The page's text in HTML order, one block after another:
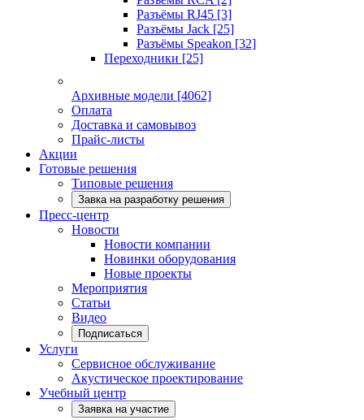
Разъёмы RJ45 [3]
Разъёмы Jack [25]
Разъёмы Speakon [32]
Переходники [25]
Архивные модели [4062]
Оплата
Доставка и самовывоз
Прайс-листы
Акции
Готовые решения
Типовые решения
Завка на разработку решения
Пресс-центр
Новости
Новости компании
Новинки оборудования
Новые проекты
Мероприятия
Статьи
Видео
Подписаться
Услуги
Сервисное обслуживание
Акустическое проектирование
Учебный центр
Заявка на участие